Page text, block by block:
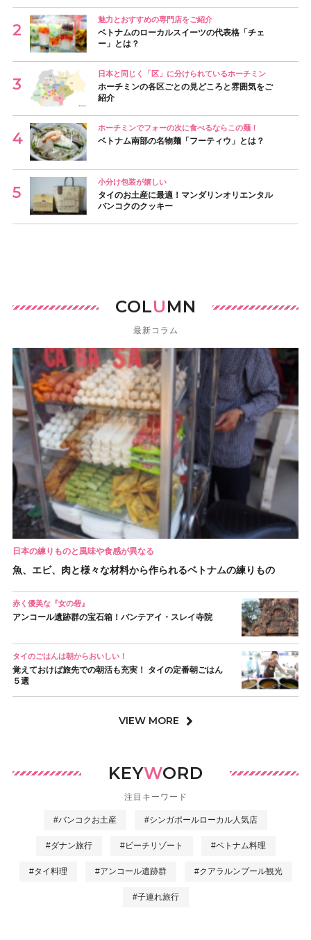
魅力とおすすめの専門店をご紹介
ベトナムのローカルスイーツの代表格「チェ
ー」とは？
日本と同じく「区」に分けられているホーチミン
ホーチミンの各区ごとの見どころと雰囲気をご
紹介
ホーチミンでフォーの次に食べるならこの麺！
ベトナム南部の名物麺「フーティウ」とは？
小分け包装が嬉しい
タイのお土産に最適！マンダリンオリエンタル
バンコクのクッキー
COLUMN
最新コラム
日本の練りものと風味や食感が異なる
魚、エビ、肉と様々な材料から作られるベトナムの練りもの
赤く優美な『女の砦』
アンコール遺跡群の宝石箱！バンテアイ・スレイ寺院
タイのごはんは朝からおいしい！
覚えておけば旅先での朝活も充実！ タイの定番朝ごはん
５選
VIEW MORE
KEYWORD
注目キーワード
#バンコクお土産 #シンガポールローカル人気店
#ダナン旅行 #ビーチリゾート #ベトナム料理
#タイ料理 #アンコール遺跡群 #クアラルンプール観光
#子連れ旅行